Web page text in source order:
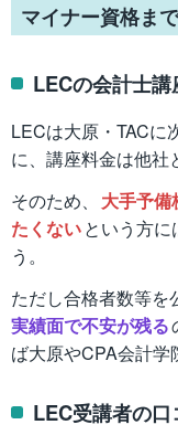
マイナー資格ま
LECの会計士
LECは大原・TACに
に、講座料金は他社
そのため、
大手予
たくないという方
う。
ただし合格者数等を
実績面で不安が残る
ば大原やCPA会計学
LEC受講者の